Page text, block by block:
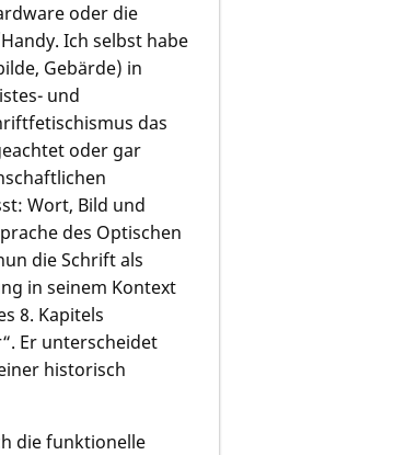
oder die
Ich selbst habe
Gebärde) in
und
das
oder gar
Wort, Bild und
des Optischen
die Schrift als
in seinem Kontext
8. Kapitels
Er unterscheidet
historisch
die funktionelle